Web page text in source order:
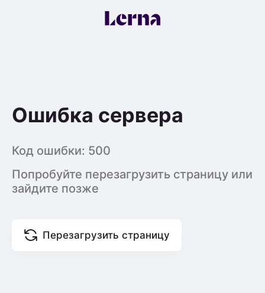
Ошибка сервера
Код ошибки: 500
Попробуйте перезагрузить страницу или
зайдите позже
Перезагрузить страницу